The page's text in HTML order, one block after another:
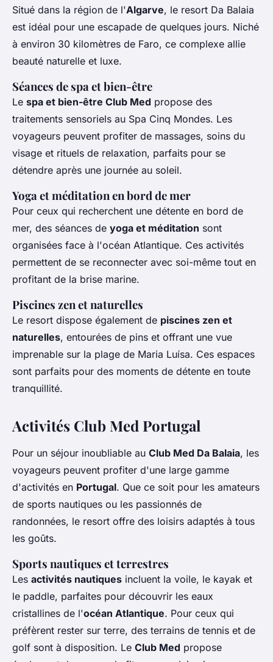
Situé dans la région de l'Algarve, le resort Da Balaia
est idéal pour une escapade de quelques jours. Niché
à environ 30 kilomètres de Faro, ce complexe allie
beauté naturelle et luxe.
Séances de spa et bien-être
Le spa et bien-être Club Med propose des
traitements sensoriels au Spa Cinq Mondes. Les
voyageurs peuvent profiter de massages, soins du
visage et rituels de relaxation, parfaits pour se
détendre après une journée au soleil.
Yoga et méditation en bord de mer
Pour ceux qui recherchent une détente en bord de
mer, des séances de yoga et méditation sont
organisées face à l'océan Atlantique. Ces activités
permettent de se reconnecter avec soi-même tout en
profitant de la brise marine.
Piscines zen et naturelles
Le resort dispose également de piscines zen et
naturelles, entourées de pins et offrant une vue
imprenable sur la plage de Maria Luísa. Ces espaces
sont parfaits pour des moments de détente en toute
tranquillité.
Activités Club Med Portugal
Pour un séjour inoubliable au Club Med Da Balaia, les
voyageurs peuvent profiter d'une large gamme
d'activités en Portugal. Que ce soit pour les amateurs
de sports nautiques ou les passionnés de
randonnées, le resort offre des loisirs adaptés à tous
les goûts.
Sports nautiques et terrestres
Les activités nautiques incluent la voile, le kayak et
le paddle, parfaites pour découvrir les eaux
cristallines de l'océan Atlantique. Pour ceux qui
préfèrent rester sur terre, des terrains de tennis et de
golf sont à disposition. Le Club Med propose